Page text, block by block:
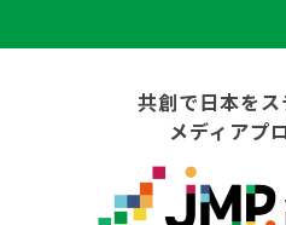
共創で日本を
メディアプ